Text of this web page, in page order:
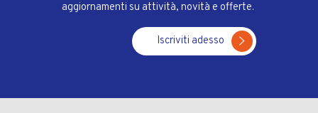
aggiornamenti su attività, novità e offerte.
Iscriviti adesso